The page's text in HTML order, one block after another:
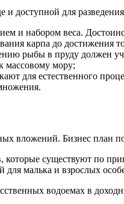
доступной для
и набором веса.
карпа до достижения
рыбы в пруду должен
массовому мору;
для естественного
вложений. Бизнес план
существуют по
для малька и взрослых
водоемах в